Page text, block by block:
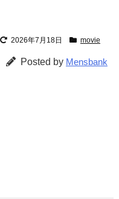
2026年7月18日 movie
Posted by Mensbank